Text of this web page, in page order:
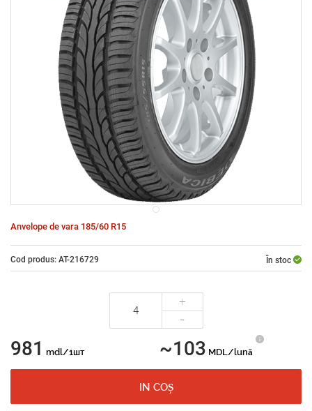
Anvelope de vara 185/60 R15
Cod produs: AT-216729 În stoc
+
-
981 mdl/1шт ~103 MDL/lună
IN COȘ